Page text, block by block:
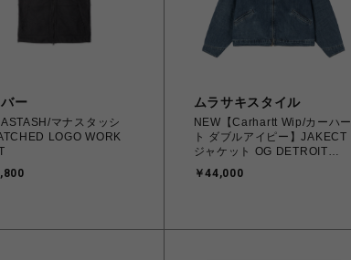
ー
マナスタッシ
LOGO WORK
ムラサキスタイル
NEW【Carhartt Wip/カーハー
ト ダブルアイピー】JAKECT
ジャケット OG DETROIT
JACKET I036593 Blue /
Dusty H Brown, Dark used
￥44,000